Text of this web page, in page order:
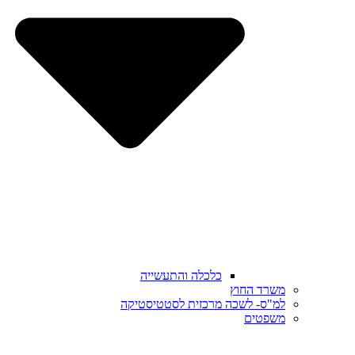
כלכלה והתעשייה
משרד החוץ
למ"ס- לשכה מרכזית לסטטיסטיקה
משפטים